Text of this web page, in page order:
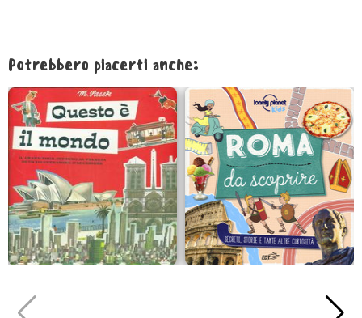
Potrebbero piacerti anche: